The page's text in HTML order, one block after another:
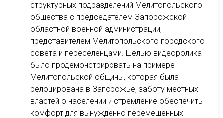
структурных подразделений Мелитопольского
общества с председателем Запорожской
областной военной администрации,
представителем Мелитопольского городского
совета и переселенцами. Целью видеоролика
было продемонстрировать на примере
Мелитопольской общины, которая была
релоцирована в Запорожье, заботу местных
властей о населении и стремление обеспечить
комфорт для вынужденно перемещенных